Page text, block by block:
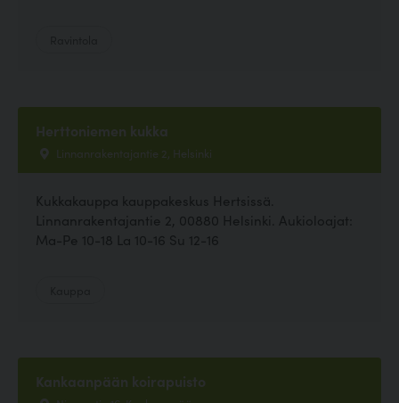
Herttoniemen kukka
Linnanrakentajantie 2, Helsinki
Kukkakauppa kauppakeskus Hertsissä.
Linnanrakentajantie 2, 00880 Helsinki. Aukioloajat:
Ma-Pe 10-18 La 10-16 Su 12-16
Kankaanpään koirapuisto